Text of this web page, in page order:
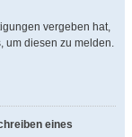
vergeben hat,
um diesen zu melden.
eines